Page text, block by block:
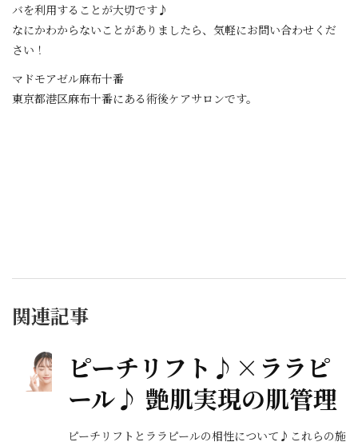
バを利用することが大切です♪
なにかわからないことがありましたら、気軽にお問い合わせくだ
さい！
マドモアゼル麻布十番
東京都港区麻布十番にある術後ケアサロンです。
関連記事
ピーチリフト♪×ララピ
ール♪ 艶肌実現の肌管理
ピーチリフトとララピールの相性について♪これらの施